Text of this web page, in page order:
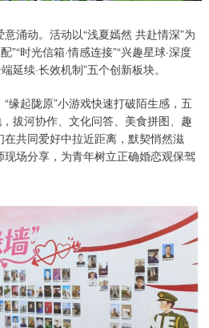
涌动。活动以“浅夏嫣然 共赴情深”为
”“时光信箱·情感连接”“兴趣星球·深度
延续·长效机制”五个创新板块。
缘起陇原”小游戏快速打破陌生感，五
拔河协作、文化问答、美食拼图、趣
共同爱好中拉近距离，默契悄然滋
场分享，为青年树立正确婚恋观保驾